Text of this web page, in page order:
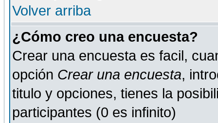
Volver arriba
¿Cómo creo una encuesta?
Crear una encuesta es facil,
opción Crear una encuesta,
titulo y opciones, tienes la
participantes (0 es infinito)